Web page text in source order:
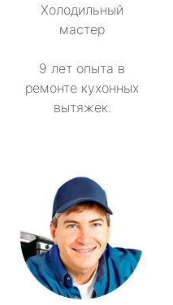
Холодильный
мастер
9 лет опыта в
ремонте кухонных
вытяжек.